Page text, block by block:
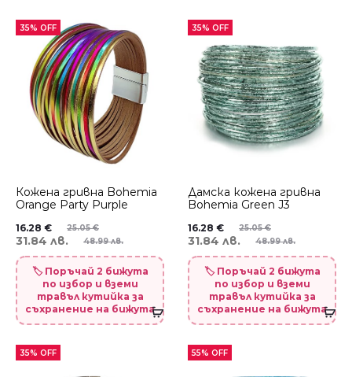
35% OFF
Кожена гривна Bohemia
Orange Party Purple
25.05€
16.28 €
48.99 лв.
31.84 лв.
🏷️ Поръчай 2 бижута
по избор и вземи
травъл кутийка за
съхранение на бижута
35% OFF
Дамска кожена гривна
Bohemia Green J3
25.05€
16.28 €
48.99 лв.
31.84 лв.
🏷️ Поръчай 2 бижута
по избор и вземи
травъл кутийка за
съхранение на бижута
35% OFF 55% OFF